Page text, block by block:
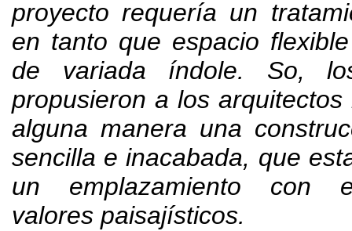
proyecto requería un
en tanto que espacio
de variada índole. So,
propusieron a los
alguna manera una
sencilla e inacabada, que
un emplazamiento con
valores paisajísticos.